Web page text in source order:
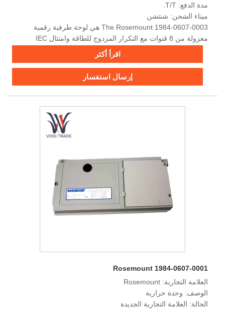
مدة الدفع: T/T.
ميناء الشحن: شنتشن
The Rosemount 1984-0607-0003 هي لوحة طرفية رقمية
معزولة من 8 قنوات مع التكرار المزدوج للطاقة وامتثال IEC
اقرأ أكثر
إرسال استفسار
Rosemount 1984-0607-0001
العلامة التجارية: Rosemount
الوصف: وحدة حرارية
الحالة: العلامة التجارية الجديدة